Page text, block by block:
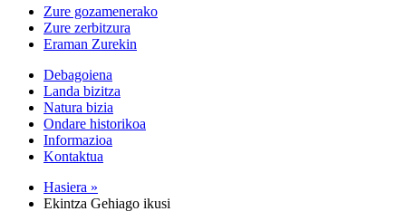
Zure gozamenerako
Zure zerbitzura
Eraman Zurekin
Debagoiena
Landa bizitza
Natura bizia
Ondare historikoa
Informazioa
Kontaktua
Hasiera »
Ekintza Gehiago ikusi